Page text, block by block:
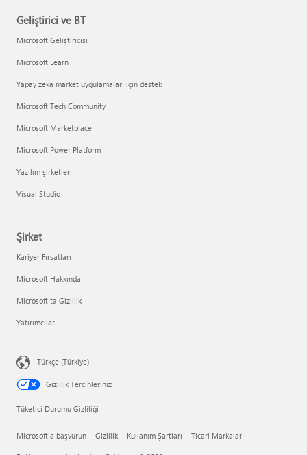
Geliştirici ve BT
Microsoft Geliştiricisi
Microsoft Learn
Yapay zeka market uygulamaları için destek
Microsoft Tech Community
Microsoft Marketplace
Microsoft Power Platform
Yazılım şirketleri
Visual Studio
Şirket
Kariyer Fırsatları
Microsoft Hakkında
Microsoft'ta Gizlilik
Yatırımcılar
Türkçe (Türkiye)
Gizlilik Tercihleriniz
Tüketici Durumu Gizliliği
Microsoft'a başvurun Gizlilik Kullanım Şartları Ticari Markalar